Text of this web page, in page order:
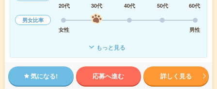
20代
30代 40代 50代
60代
男女比率
女性
男性
もっと見る
気になる! 応募へ進む 詳しく見る